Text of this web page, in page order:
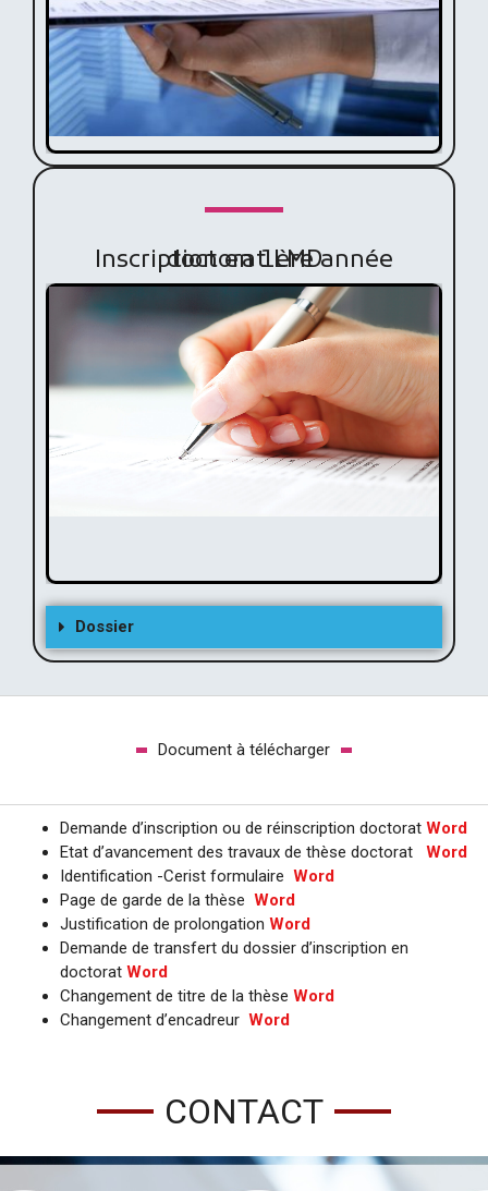
Inscription en 1ère année doctorat LMD
Dossier
Document à télécharger
Demande d’inscription ou de réinscription doctorat Word
Etat d’avancement des travaux de thèse doctorat Word
Identification -Cerist formulaire Word
Page de garde de la thèse Word
Justification de prolongation Word
Demande de transfert du dossier d’inscription en
doctorat Word
Changement de titre de la thèse Word
Changement d’encadreur Word
CONTACT